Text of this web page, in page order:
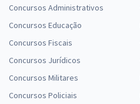
Concursos Administrativos
Concursos Educação
Concursos Fiscais
Concursos Jurídicos
Concursos Militares
Concursos Policiais